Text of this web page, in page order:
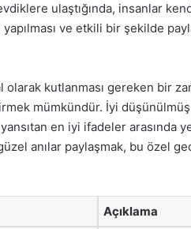
ulaştığında, insanlar
ve etkili bir şekilde
kutlanması gereken bir
mümkündür. İyi
en iyi ifadeler arasında
anılar paylaşmak, bu özel
Açıklama